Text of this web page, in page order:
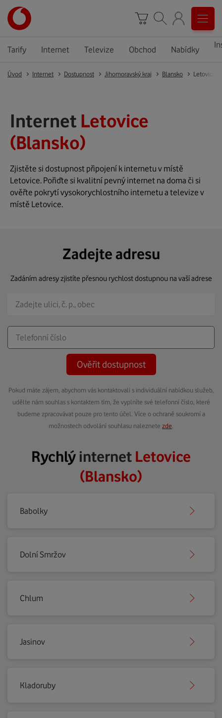
Tarify Internet Televize Obchod Nabídky
Úvod Internet Dostupnost Jihomoravský kraj Blansko Letovice
Internet Letovice
(Blansko)
Zjistěte si dostupnost připojení k internetu v místě
Letovice. Pořiďte si kvalitní pevný internet na doma či si
ověřte pokrytí vysokorychlostního internetu a televize v
místě Letovice.
Zadejte adresu
Zadáním adresy zjistíte přesnou rychlost dostupnou na vaší adrese
Ověřit dostupnost
Pokud máte zájem, abychom vás kontaktovali s individuální nabídkou služeb,
udělte nám souhlas s kontaktem tím, že vyplníte své telefonní číslo, které
budeme zpracovávat pouze pro tento účel. Více o ochraně soukromí a
možnostech odvolání souhlasu naleznete zde
Rychlýinternet Letovice
(Blansko)
Babolky
Dolní Smržov
Chlum
Jasinov
Kladoruby